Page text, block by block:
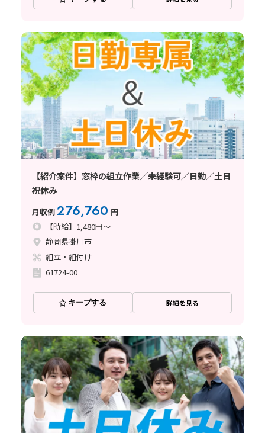
【紹介案件】窓枠の組立作業／未経験可／日勤／土日
祝休み
月収例276,760 円
【時給】1,480円～
静岡県掛川市
組立・組付け
61724-00
キープする 詳細を見る